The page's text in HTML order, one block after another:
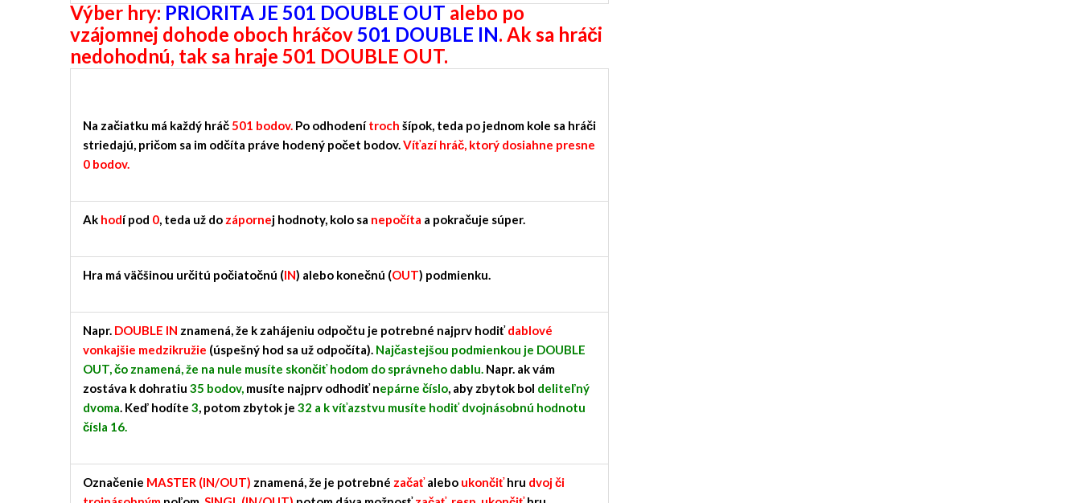
Výber hry: PRIORITA JE 501 DOUBLE OUT alebo po
vzájomnej dohode oboch hráčov501 DOUBLE IN. Ak sa hráči
nedohodnú, tak sa hraje 501 DOUBLE OUT.
Na začiatku má každý hráč501 bodov. Po odhodenítroch šípok, teda po jednom kole sa hráči
striedajú, pričom sa im odčíta práve hodený počet bodov.Víťazí hráč, ktorý dosiahne presne
0 bodov.
Ak hodí pod 0, teda už do zápornej hodnoty, kolo sa nepočíta a pokračuje súper.
Hra má väčšinou určitú počiatočnú (IN) alebo konečnú (OUT) podmienku.
Napr. DOUBLE IN znamená, že k zahájeniu odpočtu je potrebné najprv hodiťdablové
vonkajšie medzikružie (úspešný hod sa už odpočíta). Najčastejšou podmienkou je DOUBLE
OUT, čo znamená, že na nule musíte skončiť hodom do správneho dablu. Napr. ak vám
zostáva k dohratiu 35 bodov, musíte najprv odhodiť nepárne číslo, aby zbytok bol deliteľný
dvoma. Keď hodíte 3, potom zbytok je 32 a k víťazstvu musíte hodiť dvojnásobnú hodnotu
čísla 16.
Označenie MASTER (IN/OUT) znamená, že je potrebné začaťalebo ukončiťhru dvoj či